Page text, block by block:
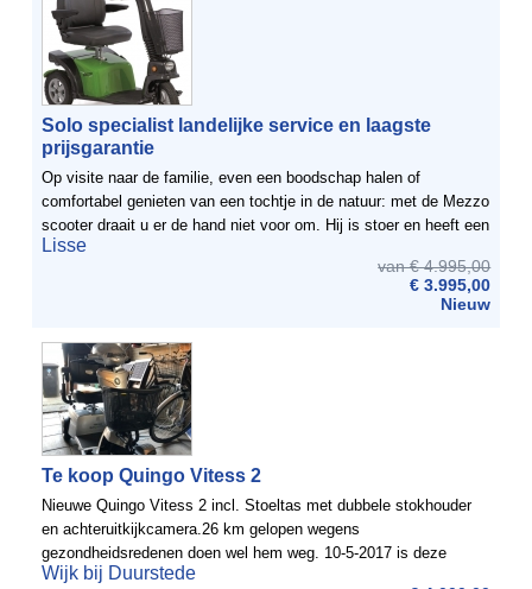
Solo specialist landelijke service en laagste
prijsgarantie
Op visite naar de familie, even een boodschap halen of
comfortabel genieten van een tochtje in de natuur: met de Mezzo
scooter draait u er de hand niet voor om. Hij is stoer en heeft een
comfortabele zit. Benen en voeten hebben royaal de ...
Lisse
van € 4.995,00
€ 3.995,00
Nieuw
Te koop Quingo Vitess 2
Nieuwe Quingo Vitess 2 incl. Stoeltas met dubbele stokhouder
en achteruitkijkcamera.26 km gelopen wegens
gezondheidsredenen doen wel hem weg. 10-5-2017 is deze
aangeschaft.
Wijk bij Duurstede